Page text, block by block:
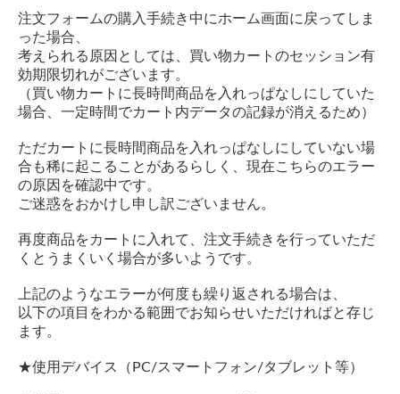
注文フォームの購入手続き中にホーム画面に戻ってしま
った場合、
考えられる原因としては、買い物カートのセッション有
効期限切れがございます。
（買い物カートに長時間商品を入れっぱなしにしていた
場合、一定時間でカート内データの記録が消えるため）
ただカートに長時間商品を入れっぱなしにしていない場
合も稀に起こることがあるらしく、現在こちらのエラー
の原因を確認中です。
ご迷惑をおかけし申し訳ございません。
再度商品をカートに入れて、注文手続きを行っていただ
くとうまくいく場合が多いようです。
上記のようなエラーが何度も繰り返される場合は、
以下の項目をわかる範囲でお知らせいただければと存じ
ます。
★使用デバイス（PC/スマートフォン/タブレット等）